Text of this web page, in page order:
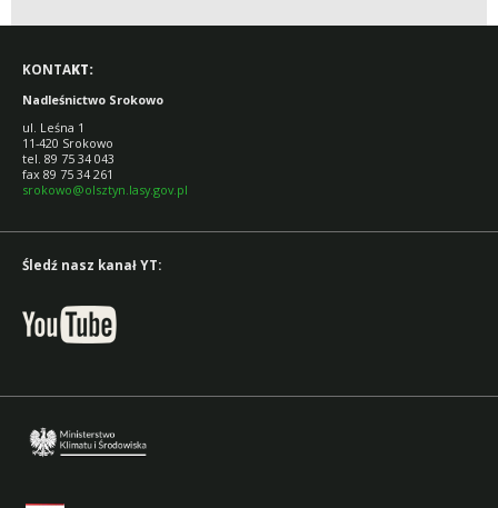
KONTAKT:
Nadleśnictwo Srokowo
ul. Leśna 1
11-420 Srokowo
tel. 89 75 34 043
fax 89 75 34 261
srokowo@olsztyn.lasy.gov.pl
Śledź nasz kanał YT: